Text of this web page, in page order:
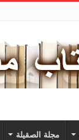
مجلة الصقيلة